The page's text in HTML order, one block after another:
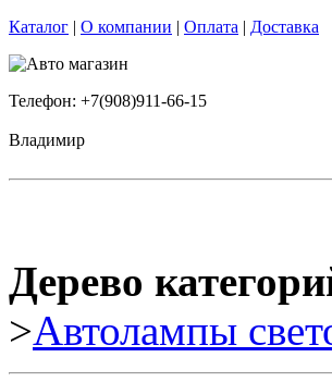
Каталог | О компании | Оплата | Доставка
Телефон: +7(908)911-66-15
Владимир
Дерево
>Автолампы